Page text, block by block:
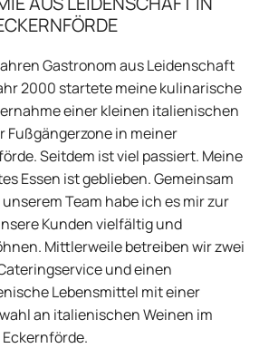
Gastronom aus Leidenschaft
2000 startete meine kulinarische
einer kleinen italienischen
Fußgängerzone in meiner
Seitdem ist viel passiert. Meine
Essen ist geblieben. Gemeinsam
Team habe ich es mir zur
Kunden vielfältig und
Mittlerweile betreiben wir zwei
und einen
Lebensmittel mit einer
an italienischen Weinen im